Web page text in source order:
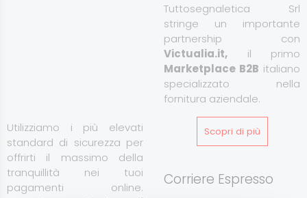
Utilizziamo i più elevati
standard di sicurezza per
offrirti il massimo della
tranquillità nei tuoi
pagamenti online.
Tuttosegnaletica Srl
stringe un importante
partnership con
Victualia.it, il primo
Marketplace B2B italiano
specializzato nella
fornitura aziendale.
Scopri di più
Corriere Espresso